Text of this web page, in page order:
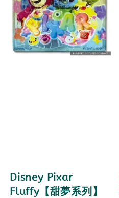
Disney Pixar
Fluffy【甜夢系列】